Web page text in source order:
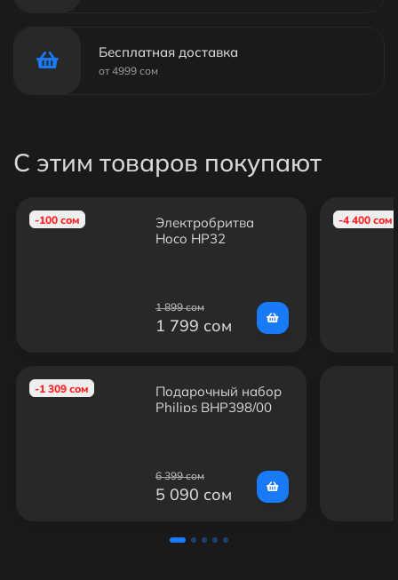
Бесплатная доставка
от 4999 сом
С этим товаров покупают
-100 сом
Электробритва
Hoco HP32
1 899 сом
1 799 сом
-1 309 сом
Подарочный набор
Philips BHP398/00
6 399 сом
5 090 сом
-4 400 сом